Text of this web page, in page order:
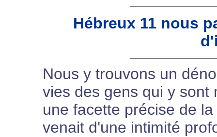
Hébreux 11 nous
Nous y trouvons un
vies des gens qui y sont
une facette précise de
venait d'une intimité